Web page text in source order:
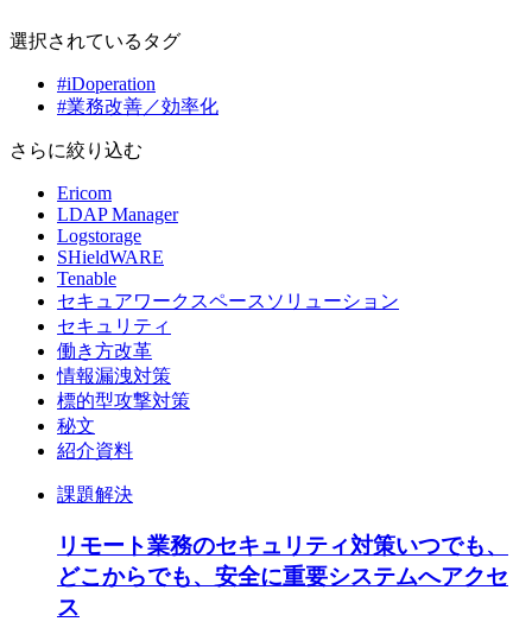
選択されているタグ
#iDoperation
#業務改善／効率化
さらに絞り込む
Ericom
LDAP Manager
Logstorage
SHieldWARE
Tenable
セキュアワークスペースソリューション
セキュリティ
働き方改革
情報漏洩対策
標的型攻撃対策
秘文
紹介資料
課題解決
リモート業務のセキュリティ対策いつでも、
どこからでも、安全に重要システムへアクセ
ス